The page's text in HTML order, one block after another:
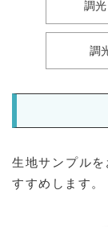
調
調
生地サンプル
すすめします。